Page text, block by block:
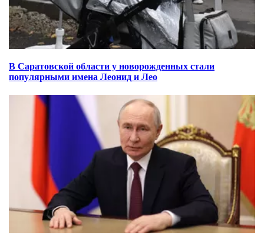
В Саратовской области у новорожденных стали
популярными имена Леонид и Лео